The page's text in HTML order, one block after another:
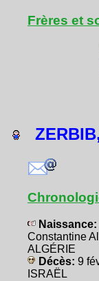
Frères et
Naissance:
Constantine
ALGÉRIE
Décès: 9
ISRAËL